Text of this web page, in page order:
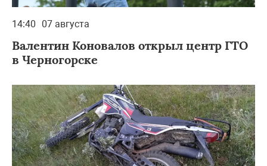
14:40 07 августа
Валентин Коновалов открыл центр ГТО
в Черногорске